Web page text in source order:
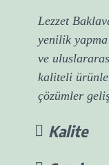
Lezzet
yenilik
ve
kaliteli
çözümler
Kalite